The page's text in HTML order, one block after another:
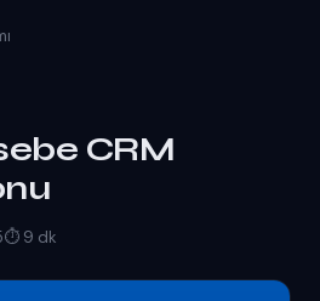
CRM
⏱ 9 dk